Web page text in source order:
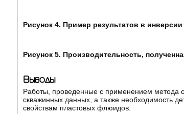
Рисунок 4. Пример результатов в
Рисунок 5. Производительность,
Выводы
Работы, проведенные с применением метода
скважинных данных, а также необходимость
свойствам пластовых флюидов.